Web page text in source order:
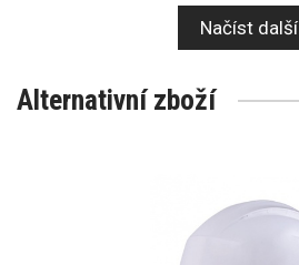
Načíst další
Alternativní zboží